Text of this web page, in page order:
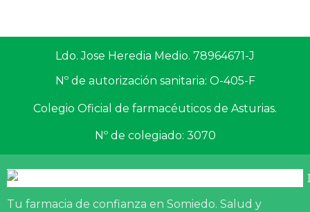
Ldo. Jose Heredia Medio. 78964671-J
Nº de autorización sanitaria: O-405-F
Colegio Oficial de farmacéuticos de Asturias.
Nº de colegiado: 3070
Tu farmacia de confianza en Somiedo. Salud y